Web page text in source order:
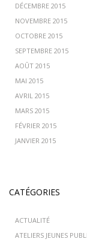
DÉCEMBRE 2015
NOVEMBRE 2015
OCTOBRE 2015
SEPTEMBRE 2015
AOÛT 2015
MAI 2015
AVRIL 2015
MARS 2015
FÉVRIER 2015
JANVIER 2015
CATÉGORIES
ACTUALITÉ
ATELIERS JEUNES